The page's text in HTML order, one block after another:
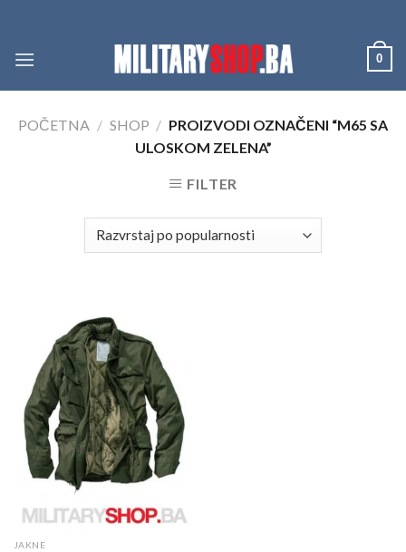
content
0
POČETNA / SHOP / PROIZVODI OZNAČENI “M65 SA
ULOSKOM ZELENA”
FILTER
JAKNE